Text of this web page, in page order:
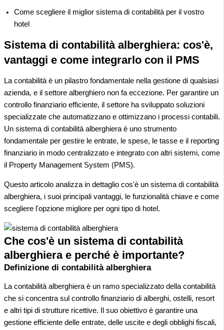
Come scegliere il miglior sistema di contabilità per il vostro
hotel
Sistema di contabilità alberghiera: cos'è,
vantaggi e come integrarlo con il PMS
La contabilità è un pilastro fondamentale nella gestione di qualsiasi
azienda, e il settore alberghiero non fa eccezione. Per garantire un
controllo finanziario efficiente, il settore ha sviluppato soluzioni
specializzate che automatizzano e ottimizzano i processi contabili.
Un sistema di contabilità alberghiera è uno strumento
fondamentale per gestire le entrate, le spese, le tasse e il reporting
finanziario in modo centralizzato e integrato con altri sistemi, come
il Property Management System (PMS).
Questo articolo analizza in dettaglio cos'è un sistema di contabilità
alberghiera, i suoi principali vantaggi, le funzionalità chiave e come
scegliere l'opzione migliore per ogni tipo di hotel.
Che cos'è un sistema di contabilità
alberghiera e perché è importante?
Definizione di contabilità alberghiera
La contabilità alberghiera è un ramo specializzato della contabilità
che si concentra sul controllo finanziario di alberghi, ostelli, resort
e altri tipi di strutture ricettive. Il suo obiettivo è garantire una
gestione efficiente delle entrate, delle uscite e degli obblighi fiscali,